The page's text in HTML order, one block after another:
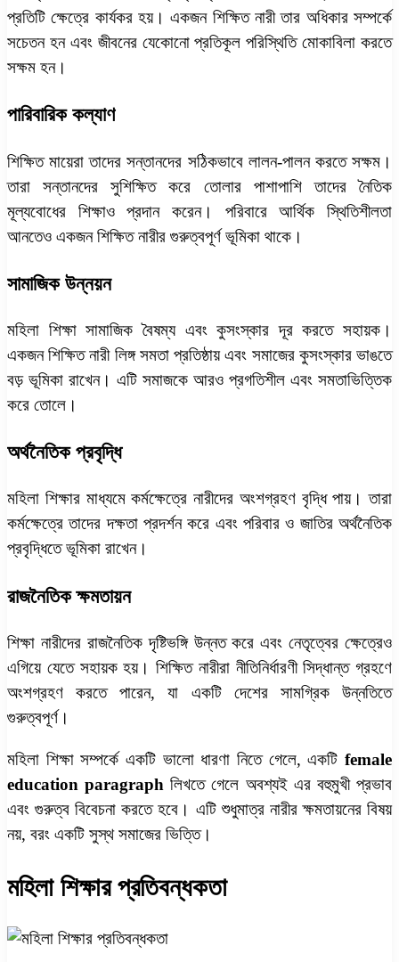
প্রতিটি ক্ষেত্রে কার্যকর হয়। একজন শিক্ষিত নারী তার অধিকার সম্পর্কে
সচেতন হন এবং জীবনের যেকোনো প্রতিকূল পরিস্থিতি মোকাবিলা করতে
সক্ষম হন।
পারিবারিক কল্যাণ
শিক্ষিত মায়েরা তাদের সন্তানদের সঠিকভাবে লালন-পালন করতে সক্ষম।
তারা সন্তানদের সুশিক্ষিত করে তোলার পাশাপাশি তাদের নৈতিক
মূল্যবোধের শিক্ষাও প্রদান করেন। পরিবারে আর্থিক স্থিতিশীলতা
আনতেও একজন শিক্ষিত নারীর গুরুত্বপূর্ণ ভূমিকা থাকে।
সামাজিক উন্নয়ন
মহিলা শিক্ষা সামাজিক বৈষম্য এবং কুসংস্কার দূর করতে সহায়ক।
একজন শিক্ষিত নারী লিঙ্গ সমতা প্রতিষ্ঠায় এবং সমাজের কুসংস্কার ভাঙতে
বড় ভূমিকা রাখেন। এটি সমাজকে আরও প্রগতিশীল এবং সমতাভিত্তিক
করে তোলে।
অর্থনৈতিক প্রবৃদ্ধি
মহিলা শিক্ষার মাধ্যমে কর্মক্ষেত্রে নারীদের অংশগ্রহণ বৃদ্ধি পায়। তারা
কর্মক্ষেত্রে তাদের দক্ষতা প্রদর্শন করে এবং পরিবার ও জাতির অর্থনৈতিক
প্রবৃদ্ধিতে ভূমিকা রাখেন।
রাজনৈতিক ক্ষমতায়ন
শিক্ষা নারীদের রাজনৈতিক দৃষ্টিভঙ্গি উন্নত করে এবং নেতৃত্বের ক্ষেত্রেও
এগিয়ে যেতে সহায়ক হয়। শিক্ষিত নারীরা নীতিনির্ধারণী সিদ্ধান্ত গ্রহণে
অংশগ্রহণ করতে পারেন, যা একটি দেশের সামগ্রিক উন্নতিতে
গুরুত্বপূর্ণ।
মহিলা শিক্ষা সম্পর্কে একটি ভালো ধারণা নিতে গেলে, একটি female
education paragraph লিখতে গেলে অবশ্যই এর বহুমুখী প্রভাব
এবং গুরুত্ব বিবেচনা করতে হবে। এটি শুধুমাত্র নারীর ক্ষমতায়নের বিষয়
নয়, বরং একটি সুস্থ সমাজের ভিত্তি।
মহিলা শিক্ষার প্রতিবন্ধকতা